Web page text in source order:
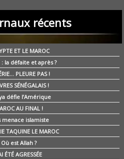
récents
ET LE MAROC
la défaite et après ?
PLEURE PAS !
SÉNÉGALAIS !
défie l’Amérique
AU FINAL !
menace islamiste
TAQUINE LE MAROC
Où est Allah ?
ÉTÉ AGRESSÉE